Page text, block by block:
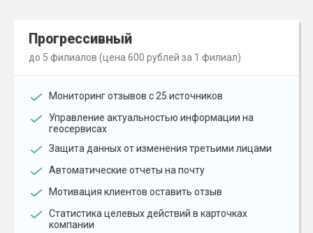
Прогрессивный
до 5 филиалов (цена 600 рублей за 1 филиал)
Мониторинг отзывов с 25 источников
Управление актуальностью информации на
геосервисах
Защита данных от изменения третьими лицами
Автоматические отчеты на почту
Мотивация клиентов оставить отзыв
Статистика целевых действий в карточках
компании